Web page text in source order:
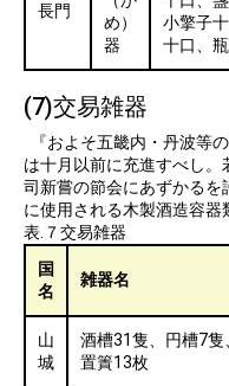
長門
め）
器
小擎子
十口、
(7)交易雑器
『およそ五畿内・丹波等
は十月以前に充進すべし
司新嘗の節会にあずかる
に使用される木製酒造容器
表.７交易雑器
国
名
雑器名
山
城
酒槽31隻、円槽7隻
置簀13枚